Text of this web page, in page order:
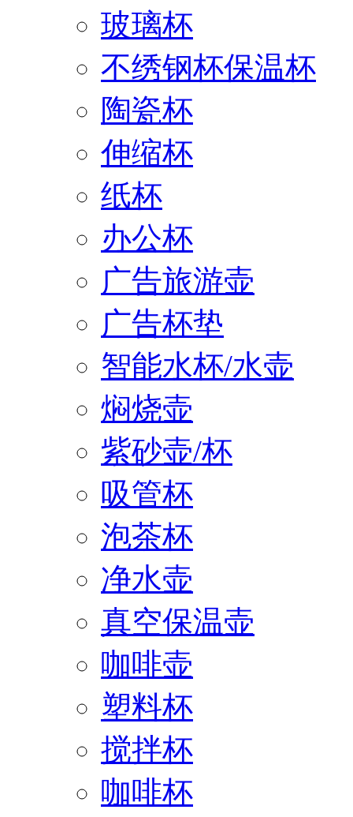
玻璃杯
不绣钢杯保温杯
陶瓷杯
伸缩杯
纸杯
办公杯
广告旅游壶
广告杯垫
智能水杯/水壶
焖烧壶
紫砂壶/杯
吸管杯
泡茶杯
净水壶
真空保温壶
咖啡壶
塑料杯
搅拌杯
咖啡杯